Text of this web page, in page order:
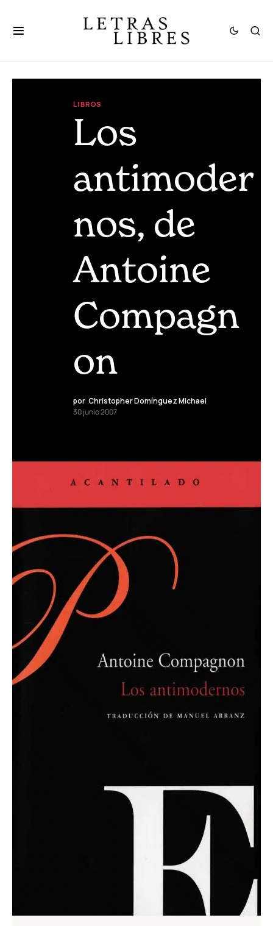
LIBROS
Los
antimoder
nos, de
Antoine
Compagn
on
por Christopher Domínguez Michael
30 junio 2007